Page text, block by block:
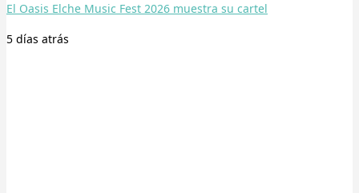
El Oasis Elche Music Fest 2026 muestra su cartel
5 días atrás